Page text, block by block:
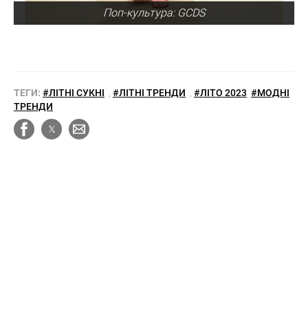
Поп-культура: GCDS
ТЕГИ: #ЛІТНІ СУКНІ , #ЛІТНІ ТРЕНДИ , #ЛІТО 2023 #МОДНІ
ТРЕНДИ